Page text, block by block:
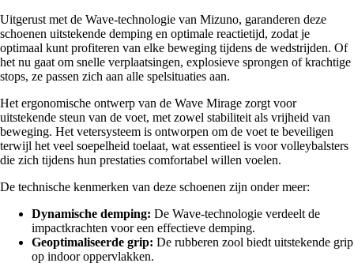
Uitgerust met de Wave-technologie van Mizuno, garanderen deze
schoenen uitstekende demping en optimale reactietijd, zodat je
optimaal kunt profiteren van elke beweging tijdens de wedstrijden. Of
het nu gaat om snelle verplaatsingen, explosieve sprongen of krachtige
stops, ze passen zich aan alle spelsituaties aan.
Het ergonomische ontwerp van de Wave Mirage zorgt voor
uitstekende steun van de voet, met zowel stabiliteit als vrijheid van
beweging. Het vetersysteem is ontworpen om de voet te beveiligen
terwijl het veel soepelheid toelaat, wat essentieel is voor volleybalsters
die zich tijdens hun prestaties comfortabel willen voelen.
De technische kenmerken van deze schoenen zijn onder meer:
Dynamische demping: De Wave-technologie verdeelt de
impactkrachten voor een effectieve demping.
Geoptimaliseerde grip: De rubberen zool biedt uitstekende grip
op indoor oppervlakken.